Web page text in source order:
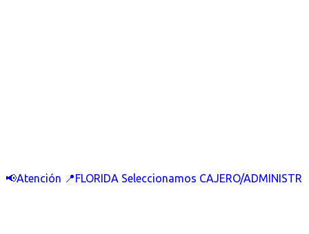
📢Atención 📍FLORIDA Seleccionamos CAJERO/ADMINISTR